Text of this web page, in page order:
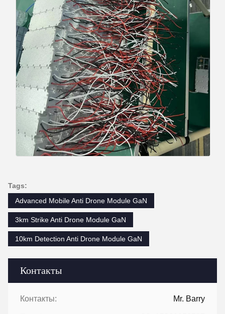
Контакты
Контакты: Mr. Barry
Tags:
Advanced Mobile Anti Drone Module GaN
3km Strike Anti Drone Module GaN
10km Detection Anti Drone Module GaN